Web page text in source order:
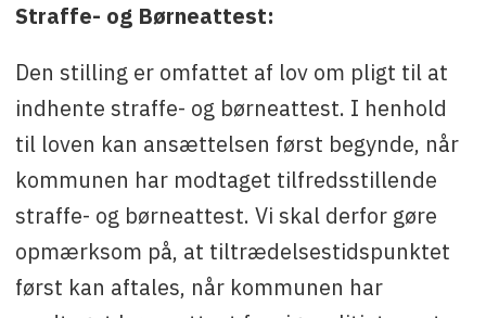
Straffe- og Børneattest:
Den stilling er omfattet af lov om pligt til at
indhente straffe- og børneattest. I henhold
til loven kan ansættelsen først begynde, når
kommunen har modtaget tilfredsstillende
straffe- og børneattest. Vi skal derfor gøre
opmærksom på, at tiltrædelsestidspunktet
først kan aftales, når kommunen har